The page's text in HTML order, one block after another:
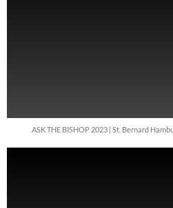
ASK THE BISHOP 2023 | St. Bernard